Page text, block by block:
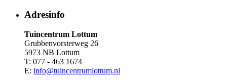
Adresinfo
Tuincentrum Lottum
Grubbenvorsterweg 26
5973 NB Lottum
T: 077 - 463 1674
E: info@tuincentrumlottum.nl